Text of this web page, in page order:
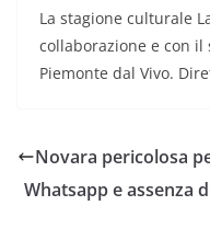
La stagione culturale
collaborazione e con il
Piemonte dal Vivo.
Novara pericolosa
Whatsapp e assenza